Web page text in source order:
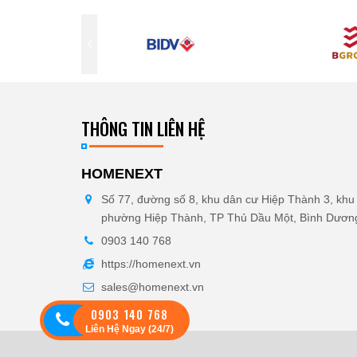
THÔNG TIN LIÊN HỆ
HOMENEXT
Số 77, đường số 8, khu dân cư Hiệp Thành 3, khu
phường Hiệp Thành, TP Thủ Dầu Một, Bình
0903 140 768
https://homenext.vn
sales@homenext.vn
0903 140 768
Liên Hệ Ngay (24/7)